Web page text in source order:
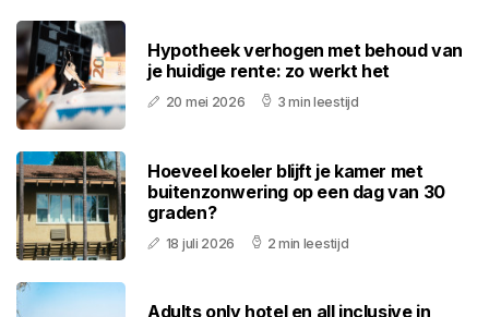
Hypotheek verhogen met behoud van
je huidige rente: zo werkt het
20 mei 2026 3 min leestijd
Hoeveel koeler blijft je kamer met
buitenzonwering op een dag van 30
graden?
18 juli 2026 2 min leestijd
Adults only hotel en all inclusive in